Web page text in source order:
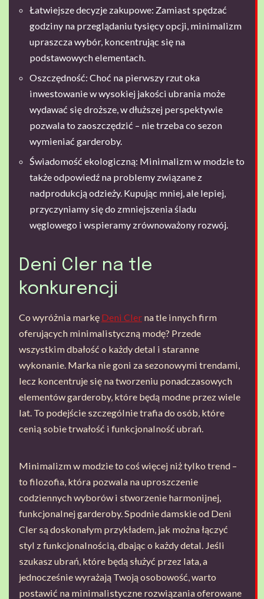
Łatwiejsze decyzje zakupowe: Zamiast spędzać
godziny na przeglądaniu tysięcy opcji, minimalizm
upraszcza wybór, koncentrując się na
podstawowych elementach.
Oszczędność: Choć na pierwszy rzut oka
inwestowanie w wysokiej jakości ubrania może
wydawać się droższe, w dłuższej perspektywie
pozwala to zaoszczędzić – nie trzeba co sezon
wymieniać garderoby.
Świadomość ekologiczną: Minimalizm w modzie to
także odpowiedź na problemy związane z
nadprodukcją odzieży. Kupując mniej, ale lepiej,
przyczyniamy się do zmniejszenia śladu
węglowego i wspieramy zrównoważony rozwój.
Deni Cler na tle
konkurencji
Co wyróżnia markę Deni Cler na tle innych firm
oferujących minimalistyczną modę? Przede
wszystkim dbałość o każdy detal i staranne
wykonanie. Marka nie goni za sezonowymi trendami,
lecz koncentruje się na tworzeniu ponadczasowych
elementów garderoby, które będą modne przez wiele
lat. To podejście szczególnie trafia do osób, które
cenią sobie trwałość i funkcjonalność ubrań.
Minimalizm w modzie to coś więcej niż tylko trend –
to filozofia, która pozwala na uproszczenie
codziennych wyborów i stworzenie harmonijnej,
funkcjonalnej garderoby. Spodnie damskie od Deni
Cler są doskonałym przykładem, jak można łączyć
styl z funkcjonalnością, dbając o każdy detal. Jeśli
szukasz ubrań, które będą służyć przez lata, a
jednocześnie wyrażają Twoją osobowość, warto
postawić na minimalistyczne rozwiązania oferowane